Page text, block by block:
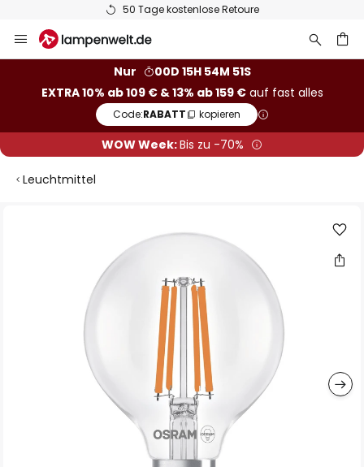
50 Tage kostenlose Retoure
Inhalt
Nur
00D 15H 54M 51S
EXTRA 10% ab 109 € & 13% ab 159 €auf fast alles
Code:RABATT kopieren
WOW Week:Bis zu -70%
Leuchtmittel